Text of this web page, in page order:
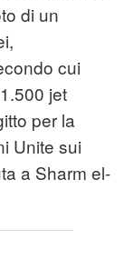
di un
cui
jet
per la
Unite sui
a Sharm el-